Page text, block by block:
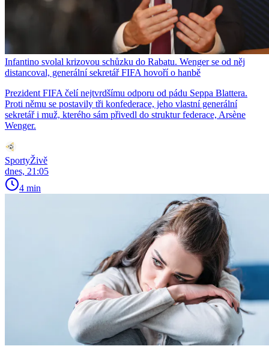
Infantino svolal krizovou schůzku do Rabatu. Wenger se od něj
distancoval, generální sekretář FIFA hovoří o hanbě
Prezident FIFA čelí nejtvrdšímu odporu od pádu Seppa Blattera.
Proti němu se postavily tři konfederace, jeho vlastní generální
sekretář i muž, kterého sám přivedl do struktur federace, Arsène
Wenger.
SportyŽivě
dnes, 21:05
4 min